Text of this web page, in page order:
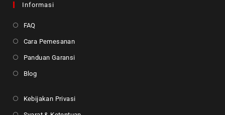
Informasi
FAQ
Cara Pemesanan
Panduan Garansi
Blog
Kebijakan Privasi